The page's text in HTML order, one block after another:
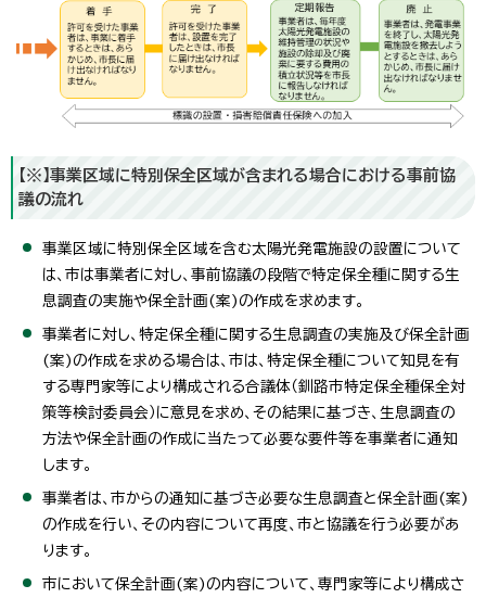
【※】事業区域に特別保全区域が含まれる場合における事前協
議の流れ
事業区域に特別保全区域を含む太陽光発電施設の設置について
は、市は事業者に対し、事前協議の段階で特定保全種に関する生
息調査の実施や保全計画(案)の作成を求めます。
事業者に対し、特定保全種に関する生息調査の実施及び保全計画
(案)の作成を求める場合は、市は、特定保全種について知見を有
する専門家等により構成される合議体（釧路市特定保全種保全対
策等検討委員会）に意見を求め、その結果に基づき、生息調査の
方法や保全計画の作成に当たって必要な要件等を事業者に通知
します。
事業者は、市からの通知に基づき必要な生息調査と保全計画(案)
の作成を行い、その内容について再度、市と協議を行う必要があ
ります。
市において保全計画(案)の内容について、専門家等により構成さ